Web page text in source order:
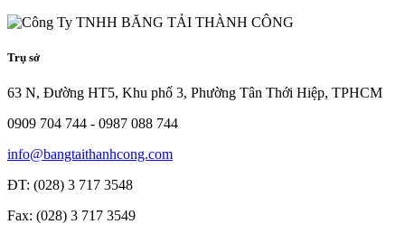
Trụ sở
63 N, Đường HT5, Khu phố 3, Phường Tân Thới Hiệp, TPHCM
0909 704 744 - 0987 088 744
info@bangtaithanhcong.com
ĐT: (028) 3 717 3548
Fax: (028) 3 717 3549